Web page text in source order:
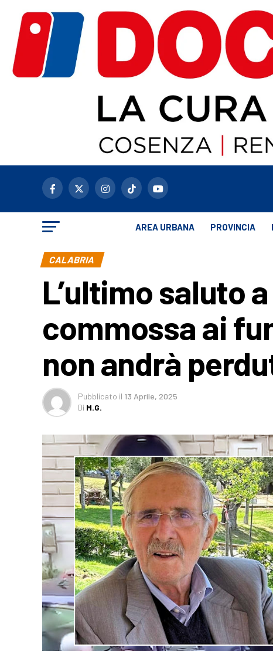
AREA URBANA PROVINCIA
CALABRIA
L’ultimo saluto
commossa ai
non andrà
Pubblicato il 13 Aprile, 2025
Di M.G.